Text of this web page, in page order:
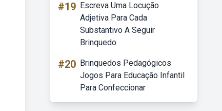
#19 Escreva Uma Locução
Adjetiva Para Cada
Substantivo A Seguir
Brinquedo
#20 Brinquedos Pedagógicos
Jogos Para Educação Infantil
Para Confeccionar